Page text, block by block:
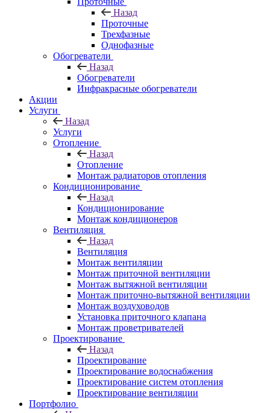
Назад
Проточные
Трехфазные
Однофазные
Обогреватели
Назад
Обогреватели
Инфракрасные обогреватели
Акции
Услуги
Назад
Услуги
Отопление
Назад
Отопление
Монтаж радиаторов отопления
Кондиционирование
Назад
Кондиционирование
Монтаж кондиционеров
Вентиляция
Назад
Вентиляция
Монтаж вентиляции
Монтаж приточной вентиляции
Монтаж вытяжной вентиляции
Монтаж приточно-вытяжной вентиляции
Монтаж воздуховодов
Установка приточного клапана
Монтаж проветривателей
Проектирование
Назад
Проектирование
Проектирование водоснабжения
Проектирование систем отопления
Проектирование вентиляции
Портфолио